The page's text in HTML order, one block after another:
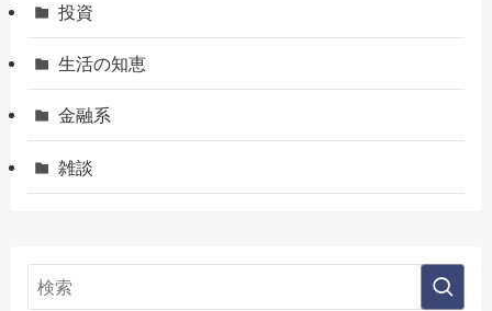
投資
生活の知恵
金融系
雑談